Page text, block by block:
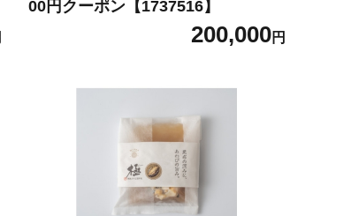
00円クーポン【1737516】
200,000円